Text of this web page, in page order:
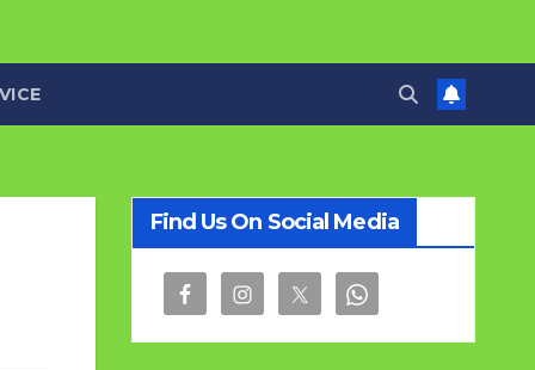
Find Us On Social Media